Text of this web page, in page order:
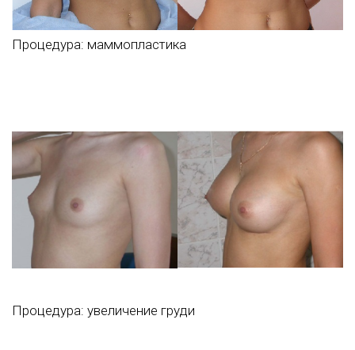
Процедура: маммопластика
Процедура: увеличение груди